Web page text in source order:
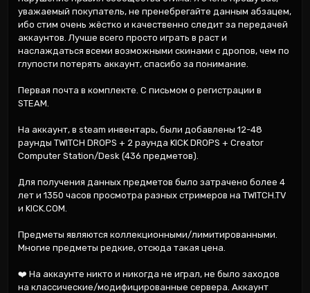
уважаемый покупатель, не пренебрегайте данным абзацем,
ибо стим очень жёстко и качественно следит за передачей
аккаунтов. Лучше всего просто играть в раст и
наслаждаться всеми возможными скинами с дропов, чем по
глупости потерять аккаунт, спасибо за понимание.
Первая почта в комплекте. С письмом о регистрации в
STEAM.
На аккаунт, в steam инвентарь, были добавлены 12-48
раунды TWITCH DROPS + 2 раунда KICK DROPS + Creator
Computer Station/Desk (436 предметов).
Для получения данных предметов было затрачено более 4
лет и 1350 часов просмотра разных стримеров на TWITCH.TV
и KICK.COM.
Предметы являются коллекционными/лимитированными.
Многие предметы редкие, отсюда такая цена.
❤️ На аккаунте никто и никогда не играл, не было заходов
на классические/модифицированные сервера. Аккаунт